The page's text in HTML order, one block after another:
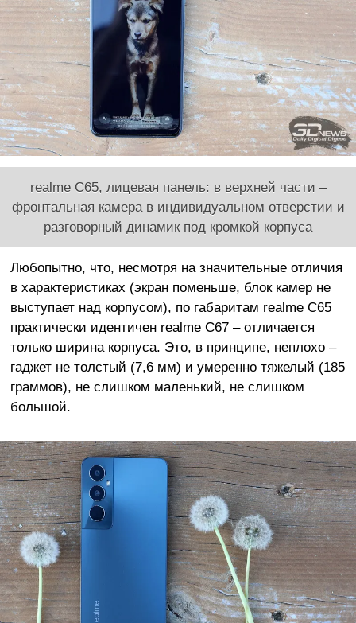
realme C65, лицевая панель: в верхней части –
фронтальная камера в индивидуальном отверстии и
разговорный динамик под кромкой корпуса
Любопытно, что, несмотря на значительные отличия
в характеристиках (экран поменьше, блок камер не
выступает над корпусом), по габаритам realme C65
практически идентичен realme C67 – отличается
только ширина корпуса. Это, в принципе, неплохо –
гаджет не толстый (7,6 мм) и умеренно тяжелый (185
граммов), не слишком маленький, не слишком
большой.